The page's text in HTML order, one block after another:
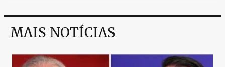
MAIS NOTÍCIAS